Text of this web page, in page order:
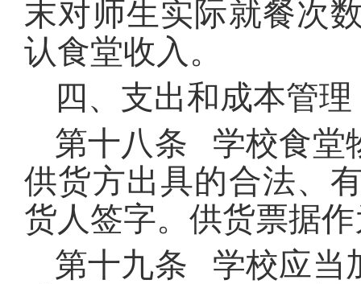
末对师生实际就餐次
认食堂收入。
四、支出和成本管理
第十八条 学校食堂
供货方出具的合法、
货人签字。供货票据
第十九条 学校应当